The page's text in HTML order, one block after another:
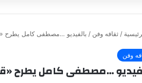
/ ثقافه وفن / بالفيديو …مصطفى كامل يطرح
وفن
…مصطفى كامل يطرح